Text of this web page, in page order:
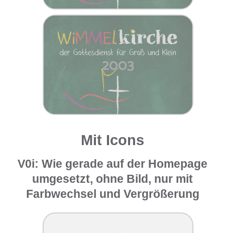
2003
Mit Icons
V0i: Wie gerade auf der Homepage
umgesetzt, ohne Bild, nur mit
Farbwechsel und Vergrößerung